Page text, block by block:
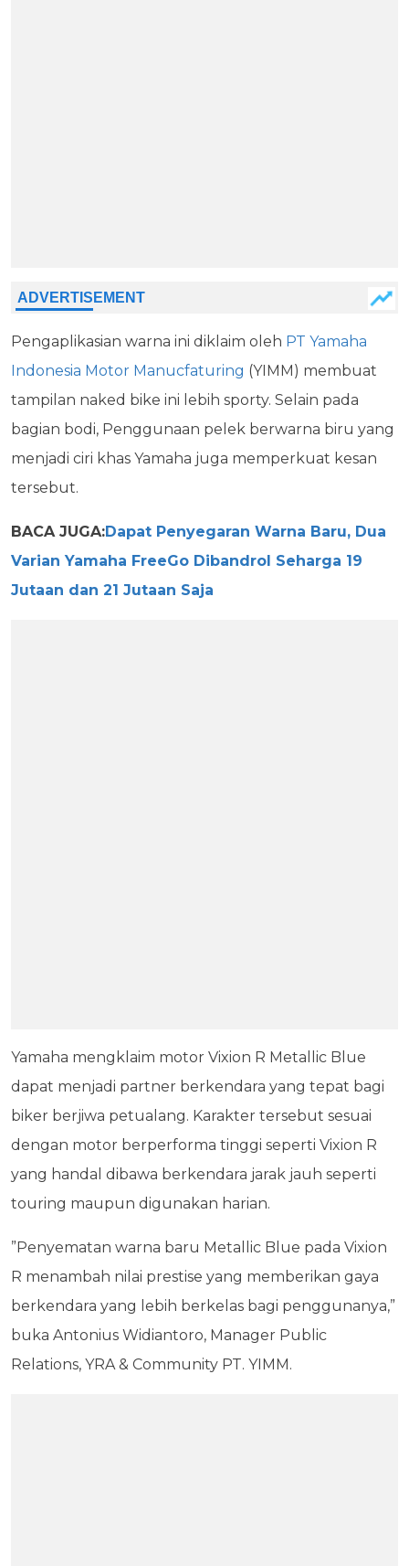
Pengaplikasian warna ini diklaim oleh PT Yamaha
Indonesia Motor Manucfaturing (YIMM) membuat
tampilan naked bike ini lebih sporty. Selain pada
bagian bodi, Penggunaan pelek berwarna biru yang
menjadi ciri khas Yamaha juga memperkuat kesan
tersebut.
BACA JUGA:Dapat Penyegaran Warna Baru, Dua
Varian Yamaha FreeGo Dibandrol Seharga 19
Jutaan dan 21 Jutaan Saja
Yamaha mengklaim motor Vixion R Metallic Blue
dapat menjadi partner berkendara yang tepat bagi
biker berjiwa petualang. Karakter tersebut sesuai
dengan motor berperforma tinggi seperti Vixion R
yang handal dibawa berkendara jarak jauh seperti
touring maupun digunakan harian.
”Penyematan warna baru Metallic Blue pada Vixion
R menambah nilai prestise yang memberikan gaya
berkendara yang lebih berkelas bagi penggunanya,”
buka Antonius Widiantoro, Manager Public
Relations, YRA & Community PT. YIMM.